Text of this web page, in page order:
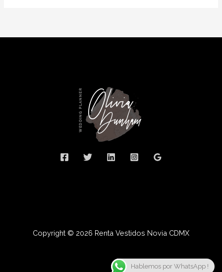
Copyright © 2026 Renta Vestidos Novia CDMX
Hablemos por WhatsApp !